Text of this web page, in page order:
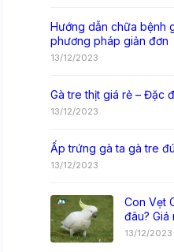
Hướng dẫn chữa bệnh
phương pháp giản đơn
13/12/2023
Gà tre thịt giá rẻ – Đặc
13/12/2023
Ấp trứng gà ta gà tre
13/12/2023
Con Vẹt
đâu? Giá
13/12/2023